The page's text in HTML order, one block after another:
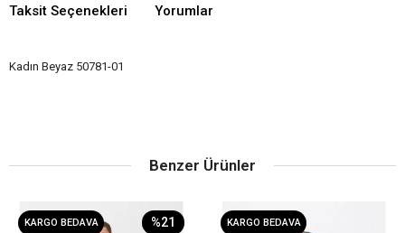
Taksit Seçenekleri Yorumlar
Kadın Beyaz 50781-01
Benzer Ürünler
KARGO BEDAVA %21 KARGO BEDAVA